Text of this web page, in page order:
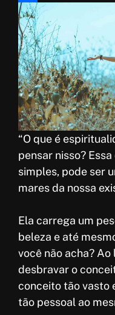
e
b
o
o
k
a
t
s
A
p
p
i
n
t
e
r
e
s
S
h
a
r
e
“O que é
pensar nisso?
simples, pode ser
mares da nossa
Ela carrega um
beleza e até
você não acha?
desbravar o
conceito tão vasto
tão pessoal ao